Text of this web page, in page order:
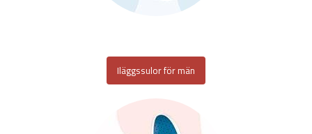
Iläggssulor för män